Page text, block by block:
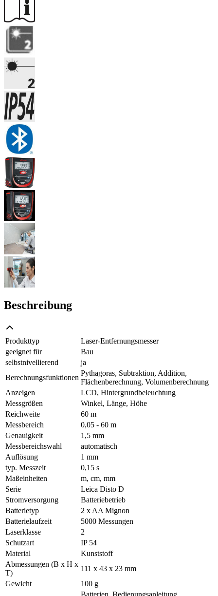
Beschreibung
Produkttyp
Laser-Entfernungsmesser
geeignet für
Bau
selbstnivellierend
ja
Berechnungsfunktionen
Pythagoras, Subtraktion, Addition,
Flächenberechnung, Volumenberechnung
Anzeigen
LCD, Hintergrundbeleuchtung
Messgrößen
Winkel, Länge, Höhe
Reichweite
60 m
Messbereich
0,05 - 60 m
Genauigkeit
1,5 mm
Messbereichswahl
automatisch
Auflösung
1 mm
typ. Messzeit
0,15 s
Maßeinheiten
m, cm, mm
Serie
Leica Disto D
Stromversorgung
Batteriebetrieb
Batterietyp
2 x AA Mignon
Batterielaufzeit
5000 Messungen
Laserklasse
2
Schutzart
IP 54
Material
Kunststoff
Abmessungen (B x H x
T)
111 x 43 x 23 mm
Gewicht
100 g